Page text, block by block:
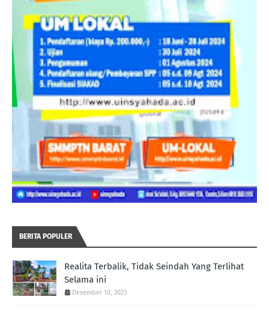
BERITA POPULER
Realita Terbalik, Tidak Seindah Yang Terlihat
Selama ini
Desember 10, 2023